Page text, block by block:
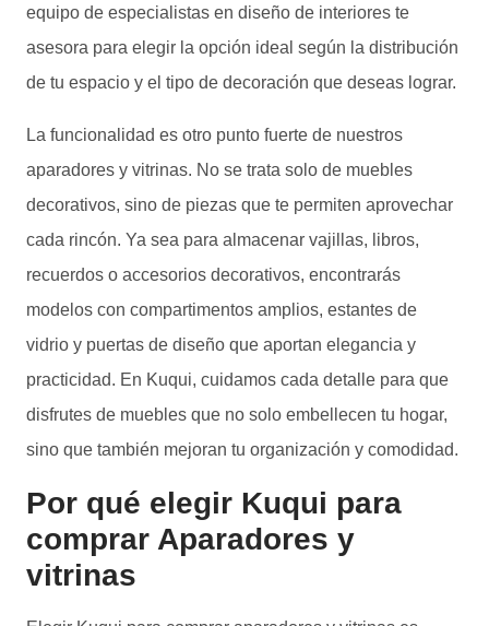
equipo de especialistas en diseño de interiores te
asesora para elegir la opción ideal según la distribución
de tu espacio y el tipo de decoración que deseas lograr.
La funcionalidad es otro punto fuerte de nuestros
aparadores y vitrinas. No se trata solo de muebles
decorativos, sino de piezas que te permiten aprovechar
cada rincón. Ya sea para almacenar vajillas, libros,
recuerdos o accesorios decorativos, encontrarás
modelos con compartimentos amplios, estantes de
vidrio y puertas de diseño que aportan elegancia y
practicidad. En Kuqui, cuidamos cada detalle para que
disfrutes de muebles que no solo embellecen tu hogar,
sino que también mejoran tu organización y comodidad.
Por qué elegir Kuqui para
comprar Aparadores y
vitrinas